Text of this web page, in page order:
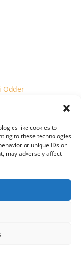
like cookies to
to these technologies
or unique IDs on
may adversely affect
Odder
Herning
Kolding
Silkeborg
Viborg
Djursland
Skanderborg